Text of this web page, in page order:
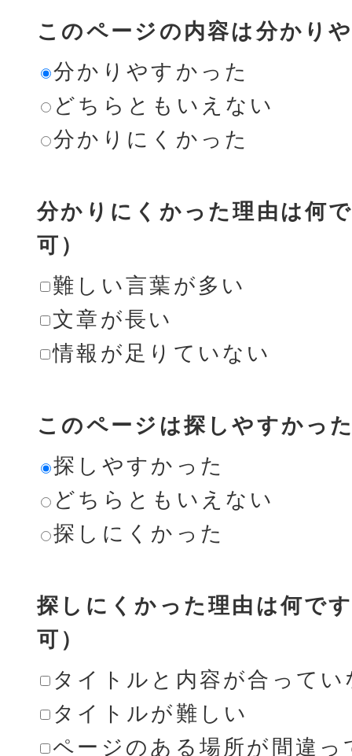
このページの内容は分かり
分かりやすかった
どちらともいえない
分かりにくかった
分かりにくかった理由は何
可）
難しい言葉が多い
文章が長い
情報が足りていない
このページは探しやすかっ
探しやすかった
どちらともいえない
探しにくかった
探しにくかった理由は何で
可）
タイトルと内容が合ってい
タイトルが難しい
ページのある場所が間違っ